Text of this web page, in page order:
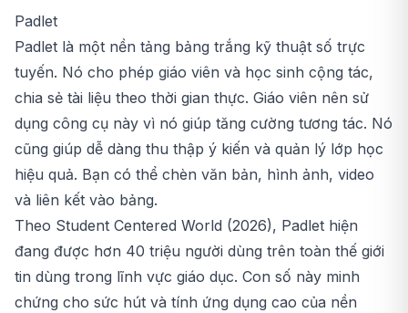
Padlet
Padlet là một nền tảng bảng trắng kỹ thuật số trực
tuyến. Nó cho phép giáo viên và học sinh cộng tác,
chia sẻ tài liệu theo thời gian thực. Giáo viên nên sử
dụng công cụ này vì nó giúp tăng cường tương tác. Nó
cũng giúp dễ dàng thu thập ý kiến và quản lý lớp học
hiệu quả. Bạn có thể chèn văn bản, hình ảnh, video
và liên kết vào bảng.
Theo Student Centered World (2026), Padlet hiện
đang được hơn 40 triệu người dùng trên toàn thế giới
tin dùng trong lĩnh vực giáo dục. Con số này minh
chứng cho sức hút và tính ứng dụng cao của nền